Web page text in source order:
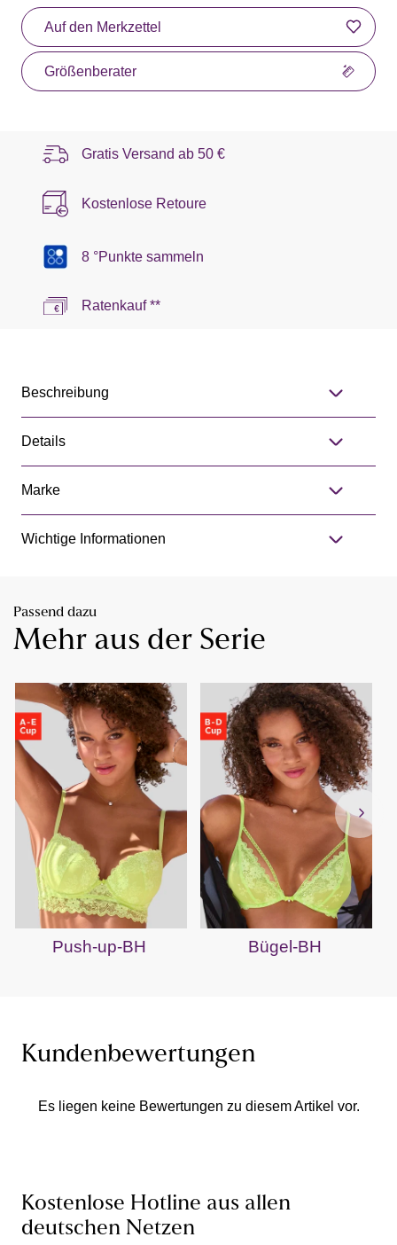
Auf den Merkzettel
Größenberater
Gratis Versand ab 50 €
Kostenlose Retoure
8 °Punkte sammeln
Ratenkauf **
Beschreibung
Details
Marke
Wichtige Informationen
Passend dazu
Mehr aus der Serie
Push-up-BH Bügel-BH
Kundenbewertungen
Es liegen keine Bewertungen zu diesem Artikel vor.
Kostenlose Hotline aus allen
deutschen Netzen